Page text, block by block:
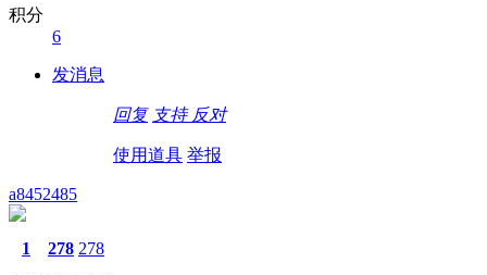
积分
6
发消息
回复 支持 反对
使用道具 举报
a8452485
1 278 278